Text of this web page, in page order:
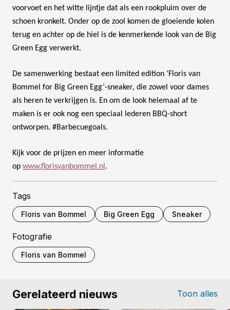
voorvoet en het witte lijntje dat als een rookpluim over de
schoen kronkelt. Onder op de zool komen de gloeiende kolen
terug en achter op de hiel is de kenmerkende look van de Big
Green Egg verwerkt.
De samenwerking bestaat een limited edition ‘Floris van
Bommel for Big Green Egg’-sneaker, die zowel voor dames
als heren te verkrijgen is. En om de look helemaal af te
maken is er ook nog een speciaal lederen BBQ-short
ontworpen. #Barbecuegoals.
Kijk voor de prijzen en meer informatie
op www.florisvanbommel.nl .
Tags
Floris van Bommel Big Green Egg Sneaker
Fotografie
Floris van Bommel
Gerelateerd nieuws Toon alles